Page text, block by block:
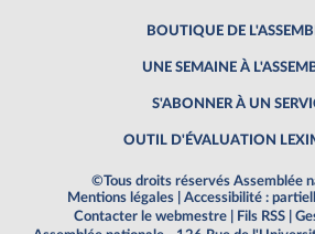
BOUTIQUE DE
UNE SEMAINE À
S'ABONNER À UN
OUTIL D'ÉVALUATION
©Tous droits réservés Assemblée
Mentions légales
Accessibilité :
Contacter le webmestre
Fils RSS